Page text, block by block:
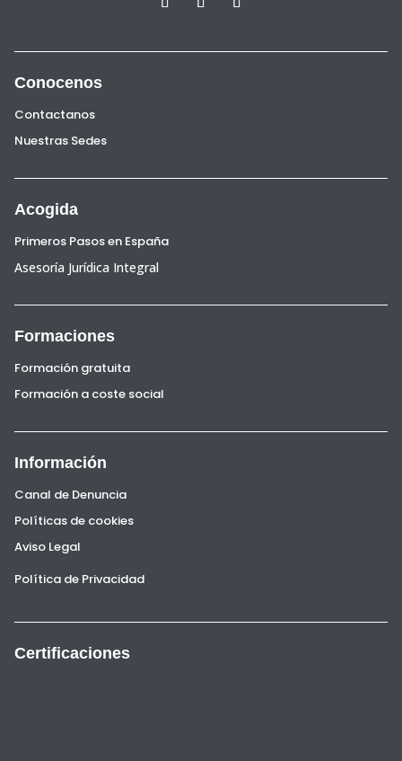
Conocenos
Contactanos
Nuestras Sedes
Acogida
Primeros Pasos en España
Asesoría Jurídica Integral
Formaciones
Formación gratuita
Formación a coste social
Información
Canal de Denuncia
Políticas de cookies
Aviso Legal
Política de Privacidad
Certificaciones